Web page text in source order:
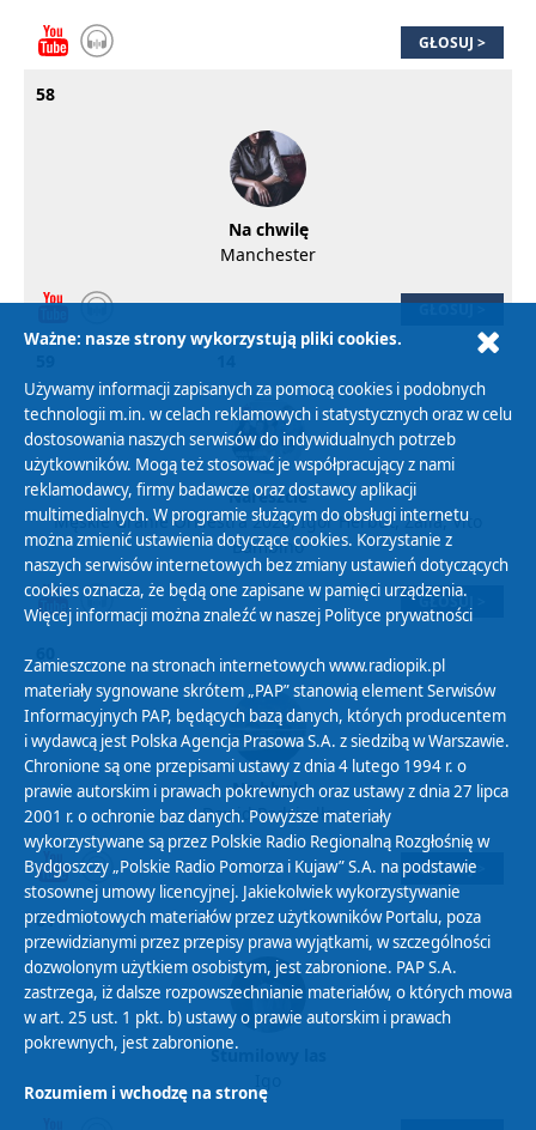
GŁOSUJ >
58
Na chwilę
Manchester
GŁOSUJ >
Nareszcie
Męskie Granie Orkiestra 2026, Igor Herbut, Zalia, Vito
Bambino
GŁOSUJ >
Na błysk
Dawid Podsiadło
GŁOSUJ >
61
Stumilowy las
Ważne: nasze strony wykorzystują pliki cookies.
Używamy informacji zapisanych za pomocą cookies i podobnych
technologii m.in. w celach reklamowych i statystycznych oraz w celu
dostosowania naszych serwisów do indywidualnych potrzeb
użytkowników. Mogą też stosować je współpracujący z nami
reklamodawcy, firmy badawcze oraz dostawcy aplikacji
multimedialnych. W programie służącym do obsługi internetu
można zmienić ustawienia dotyczące cookies. Korzystanie z
naszych serwisów internetowych bez zmiany ustawień dotyczących
cookies oznacza, że będą one zapisane w pamięci urządzenia.
Więcej informacji można znaleźć w naszej Polityce prywatności
Zamieszczone na stronach internetowych www.radiopik.pl
materiały sygnowane skrótem „PAP” stanowią element Serwisów
Informacyjnych PAP, będących bazą danych, których producentem
i wydawcą jest Polska Agencja Prasowa S.A. z siedzibą w Warszawie.
Chronione są one przepisami ustawy z dnia 4 lutego 1994 r. o
prawie autorskim i prawach pokrewnych oraz ustawy z dnia 27 lipca
2001 r. o ochronie baz danych. Powyższe materiały
wykorzystywane są przez Polskie Radio Regionalną Rozgłośnię w
Bydgoszczy „Polskie Radio Pomorza i Kujaw” S.A. na podstawie
stosownej umowy licencyjnej. Jakiekolwiek wykorzystywanie
przedmiotowych materiałów przez użytkowników Portalu, poza
przewidzianymi przez przepisy prawa wyjątkami, w szczególności
dozwolonym użytkiem osobistym, jest zabronione. PAP S.A.
zastrzega, iż dalsze rozpowszechnianie materiałów, o których mowa
w art. 25 ust. 1 pkt. b) ustawy o prawie autorskim i prawach
pokrewnych, jest zabronione.
Rozumiem i wchodzę na stronę